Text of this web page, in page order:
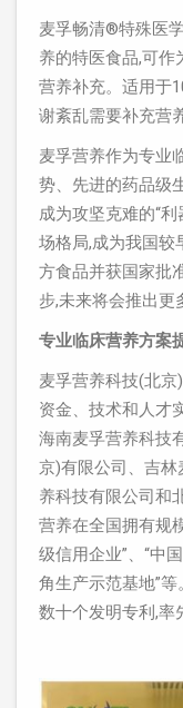
麦孚畅清®特殊医
养的特医食品,可
营养补充。适用于
谢紊乱需要补充营
麦孚营养作为专业
势、先进的药品级
成为攻坚克难的“
场格局,成为我国较
方食品并获国家批
步,未来将会推出更
专业临床营养方案
麦孚营养科技(北
资金、技术和人才
海南麦孚营养科技
京)有限公司、吉
养科技有限公司和
营养在全国拥有规
级信用企业”、“中
角生产示范基地”
数十个发明专利,率